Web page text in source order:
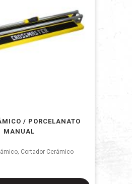
/ PORCELANATO
MANUAL
, Cortador Cerámico